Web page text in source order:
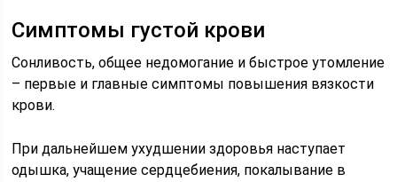
Симптомы густой крови
Сонливость, общее недомогание и быстрое утомление
– первые и главные симптомы повышения вязкости
крови.
При дальнейшем ухудшении здоровья наступает
одышка, учащение сердцебиения, покалывание в